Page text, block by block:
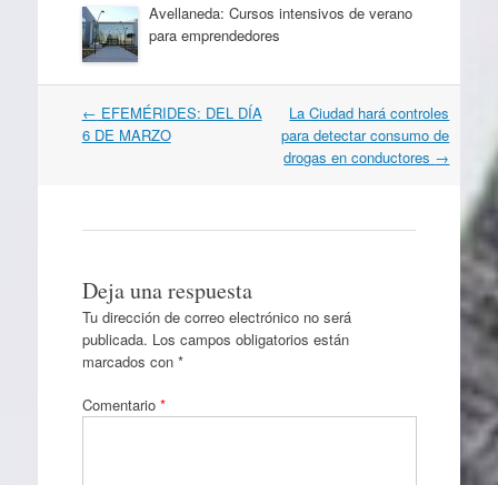
Avellaneda: Cursos intensivos de verano
para emprendedores
Navegación
por
← EFEMÉRIDES: DEL DÍA
6 DE MARZO
La Ciudad hará controles
para detectar consumo de
drogas en conductores →
Deja una respuesta
Tu dirección de correo electrónico no será
publicada. Los campos obligatorios están
marcados con *
Comentario *